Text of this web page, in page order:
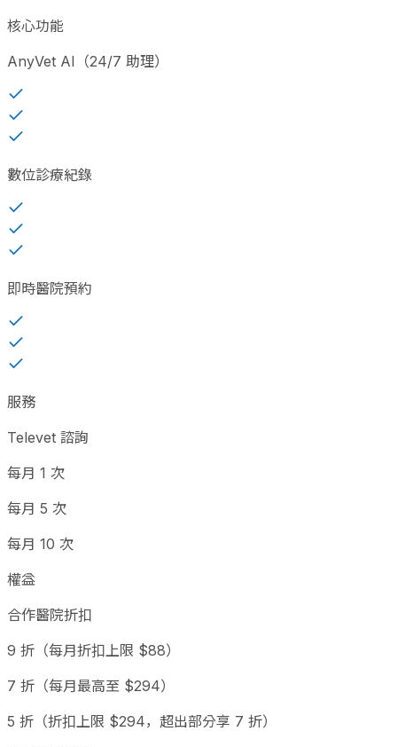
核心功能
AnyVet AI（24/7 助理）
數位診療紀錄
即時醫院預約
服務
Televet 諮詢
每月 1 次
每月 5 次
每月 10 次
權益
合作醫院折扣
9 折（每月折扣上限 $88）
7 折（每月最高至 $294）
5 折（折扣上限 $294，超出部分享 7 折）